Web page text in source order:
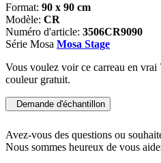
Format: 90 x 90 cm
Modèle: CR
Numéro d'article: 3506CR9090
Série Mosa Mosa Stage
Vous voulez voir ce carreau en
couleur gratuit.
Demande d'échantillon
Avez-vous des questions ou
Nous sommes heureux de vous